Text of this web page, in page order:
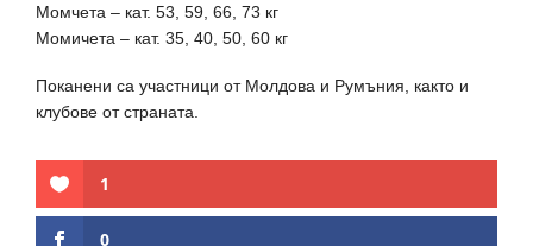
Момчета – кат. 53, 59, 66, 73 кг
Момичета – кат. 35, 40, 50, 60 кг
Поканени са участници от Молдова и Румъния, както и
клубове от страната.
1
0